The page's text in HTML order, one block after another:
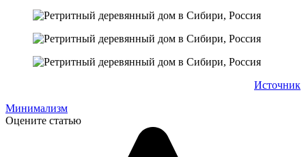
Источник
Минимализм
Оцените статью